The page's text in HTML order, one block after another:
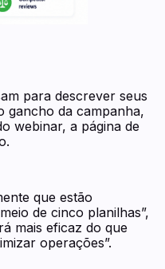
para descrever seus
gancho da campanha,
webinar, a página de
que estão
de cinco planilhas”,
mais eficaz do que
operações”.